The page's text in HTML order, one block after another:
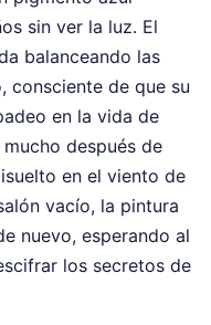
sin ver la luz. El
balanceando las
consciente de que su
en la vida de
después de
en el viento de
vacío, la pintura
nuevo, esperando al
los secretos de